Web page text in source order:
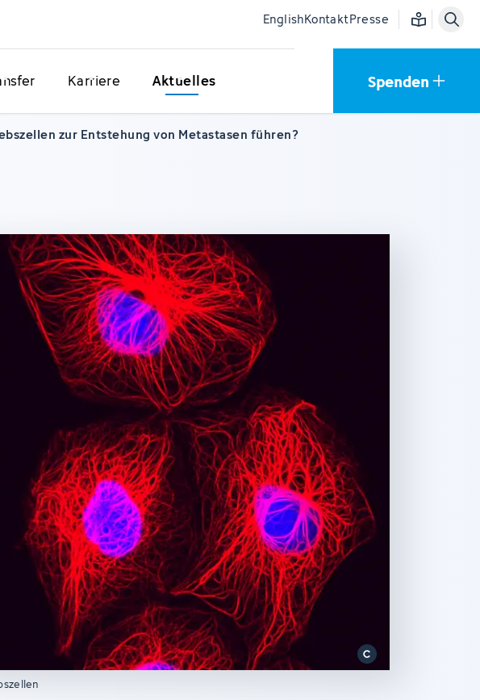
EnglishKontaktPresse Einfache
Karriere Aktuelles Spenden
zur Entstehung von Metastasen führen?